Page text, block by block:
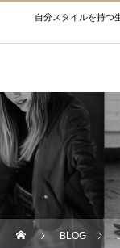
自分スタイルを持つ
BLOG